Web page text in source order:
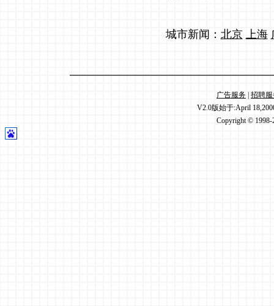
城市新闻： 北京 上海
广告服务 招聘
V2.0版始于:April
Copyright © 1998-